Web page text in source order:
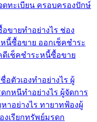
ทะเบียน ครอบครองปักษ์
ขายทำอย่างไร ช่อง
นี้ซื้อขาย ออกเช็คชำระ
ดีเช็คชำระหนี้ซื้อขาย
ตัวเองทำอย่างไร ผู้
กหนีทำอย่างไร ผู้จัดการ
อย่างไร ทายาทฟ้องผู้
งเรียกทรัพย์มรดก